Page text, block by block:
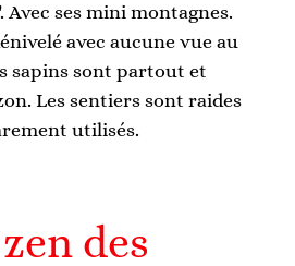
Avec ses mini montagnes.
avec aucune vue au
sapins sont partout et
Les sentiers sont raides
utilisés.
des